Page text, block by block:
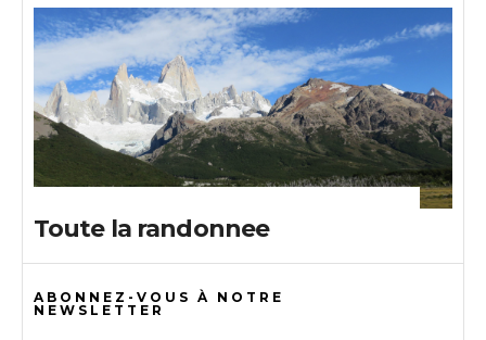
Toute la randonnee
ABONNEZ-VOUS À NOTRE
NEWSLETTER